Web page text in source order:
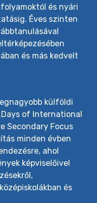
és nyári
Éves szinten
és más kedvelt
külföldi
of International
Secondary Focus
minden évben
ahol
képviselőivel
és